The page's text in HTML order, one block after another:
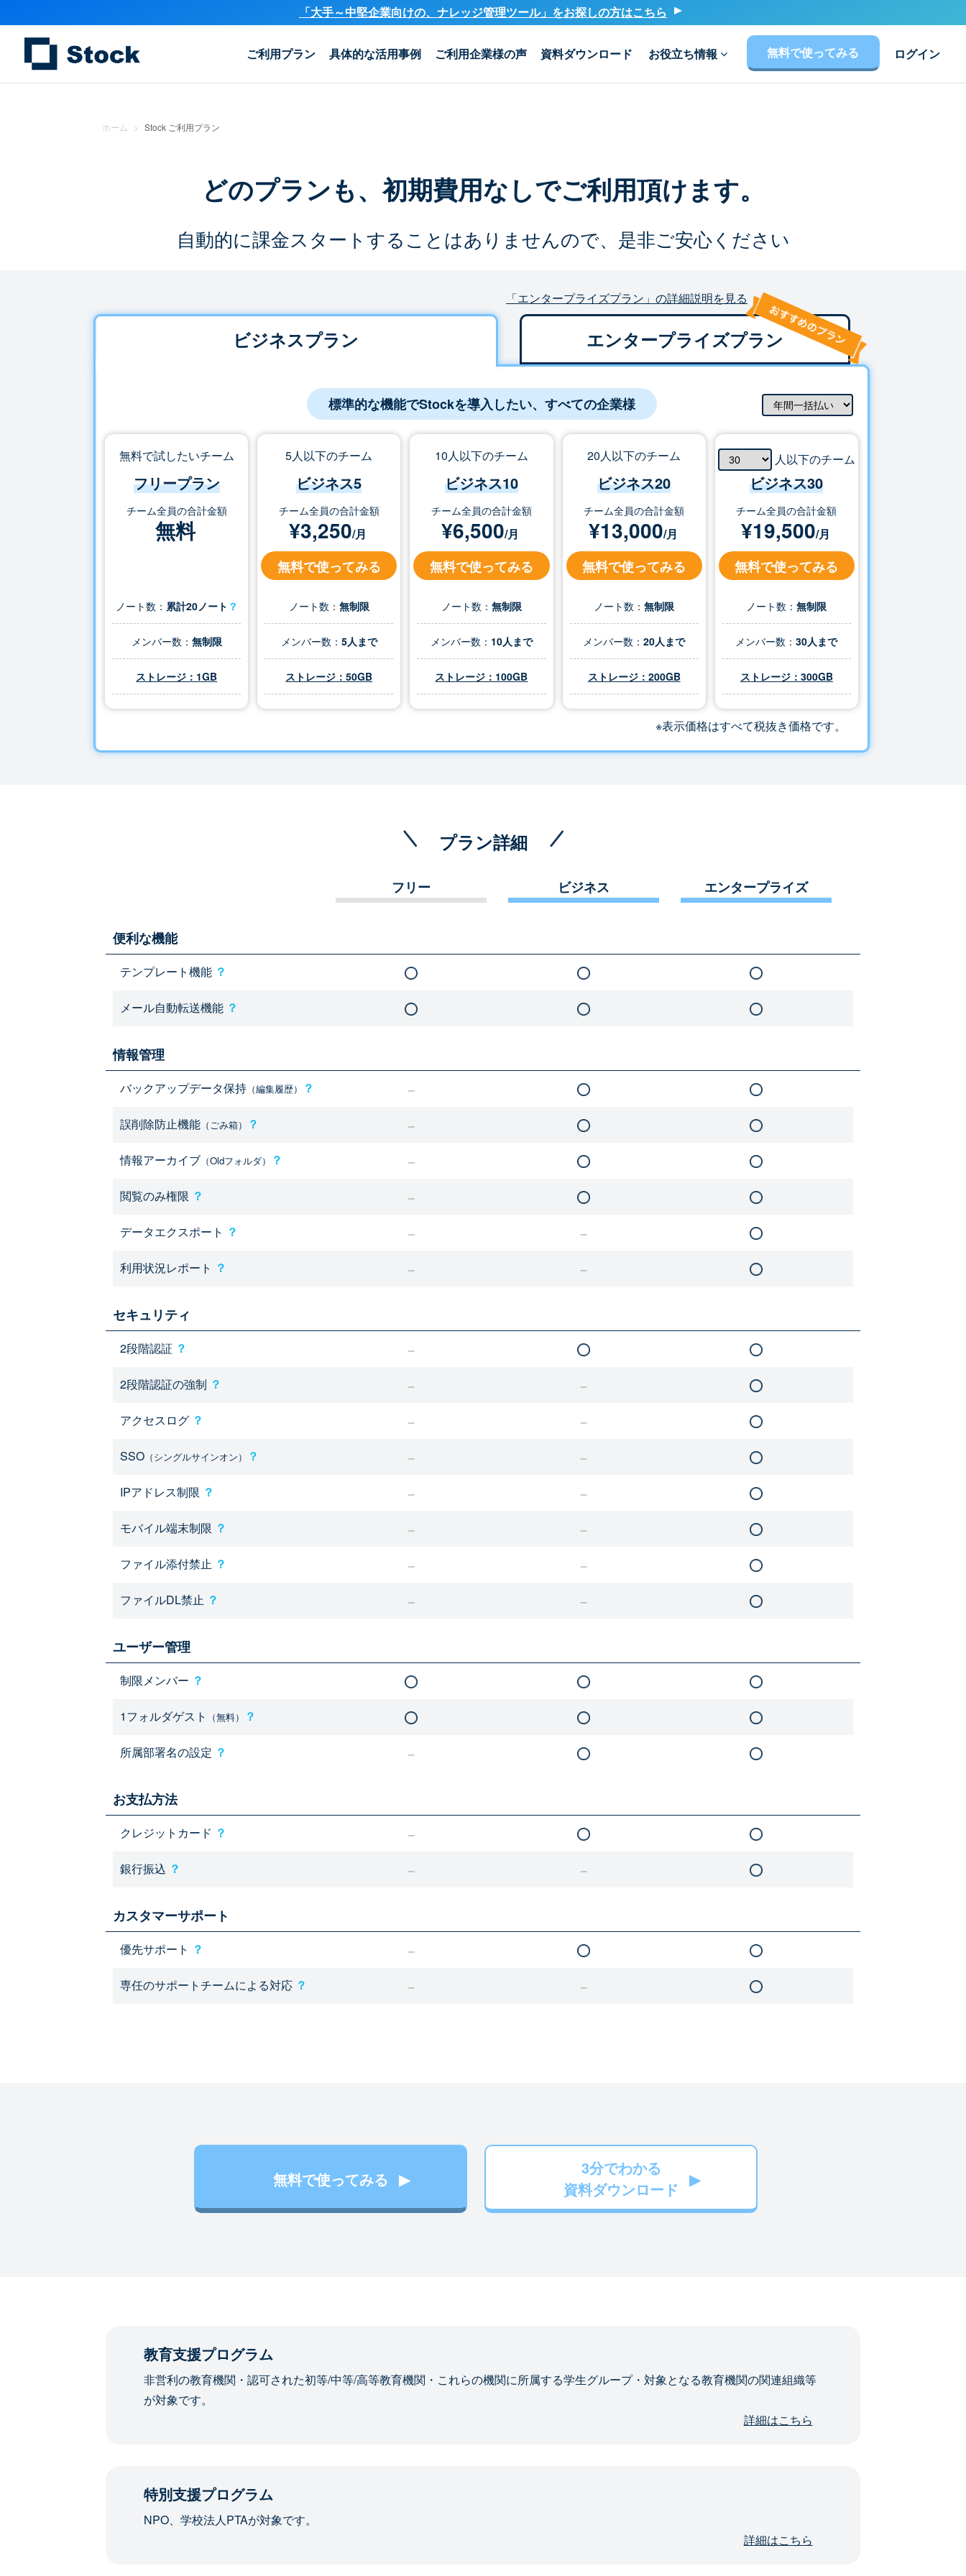
「大手～中堅企業向けの、ナレッジ管理ツール」をお探しの方はこちら
ご利用プラン 具体的な活用事例 ご利用企業様の声 資料ダウンロード お役立ち情報 無料で使ってみる ログイン
ホーム > Stock ご利用プラン
どのプランも、初期費用なしでご利用頂けます。
自動的に課金スタートすることはありませんので、是非ご安心ください
「エンタープライズプラン」の詳細説明を見る
ビジネスプラン エンタープライズプラン
標準的な機能でStockを導入したい、すべての企業様
無料で試したいチーム
フリープラン
チーム全員の合計金額
無料
ノート数： 累計20ノート ？
メンバー数： 無制限
ストレージ：1GB
5人以下のチーム
ビジネス5
チーム全員の合計金額
¥3,250/月
無料で使ってみる
ノート数： 無制限
メンバー数： 5人まで
ストレージ：50GB
10人以下のチーム
ビジネス10
チーム全員の合計金額
¥6,500/月
無料で使ってみる
ノート数： 無制限
メンバー数： 10人まで
ストレージ：100GB
20人以下のチーム
ビジネス20
チーム全員の合計金額
¥13,000/月
無料で使ってみる
ノート数：無制限
メンバー数：20人まで
ストレージ：200GB
人以下のチーム
ビジネス30
チーム全員の合計金額
¥19,500/月
無料で使ってみる
ノート数：無制限
メンバー数：30人まで
ストレージ： 300GB
※表示価格はすべて税抜き価格です。
プラン詳細
フリー ビジネス エンタープライズ
便利な機能
テンプレート機能 ？
メール自動転送機能 ？
情報管理
バックアップデータ保持 （編集履歴） ？
誤削除防止機能 （ごみ箱） ？
情報アーカイブ （Oldフォルダ） ？
閲覧のみ権限 ？
データエクスポート ？
利用状況レポート ？
セキュリティ
2段階認証 ？
2段階認証の強制 ？
アクセスログ ？
SSO （シングルサインオン） ？
IPアドレス制限 ？
モバイル端末制限 ？
ファイル添付禁止 ？
ファイルDL禁止 ？
ユーザー管理
制限メンバー ？
1フォルダゲスト （無料） ？
所属部署名の設定 ？
お支払方法
クレジットカード ？
銀行振込 ？
カスタマーサポート
優先サポート ？
専任のサポートチームによる対応 ？
無料で使ってみる
3分でわかる
資料ダウンロード
教育支援プログラム
非営利の教育機関・認可された初等/中等/高等教育機関・これらの機関に所属する学生グループ・対象となる教育機関の関連組織等
が対象です。
詳細はこちら
特別支援プログラム
NPO、学校法人PTAが対象です。
詳細はこちら